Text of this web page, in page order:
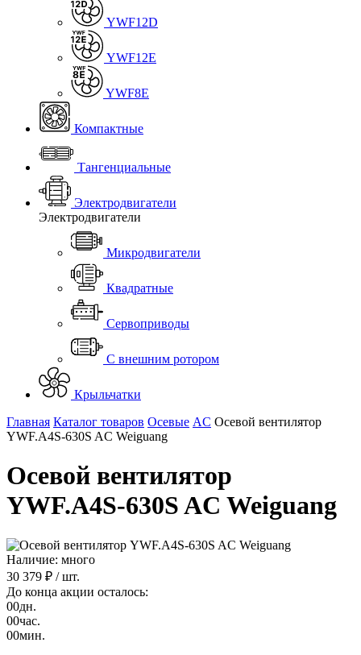
YWF12D
YWF12E
YWF8E
Компактные
Тангенциальные
Электродвигатели
Электродвигатели
Микродвигатели
Квадратные
Сервоприводы
С внешним ротором
Крыльчатки
Главная Каталог товаров Осевые AC Осевой вентилятор
YWF.A4S-630S AC Weiguang
Осевой вентилятор
YWF.A4S-630S AC Weiguang
Наличие: много
30 379 ₽ / шт.
До конца акции осталось:
00дн.
00час.
00мин.